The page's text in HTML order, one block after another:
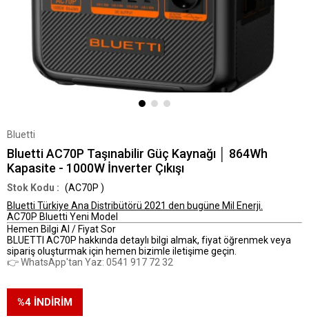
Bluetti
Bluetti AC70P Taşınabilir Güç Kaynağı │ 864Wh
Kapasite - 1000W İnverter Çıkışı
(AC70P )
Bluetti Türkiye Ana Distribütörü 2021 den bugüne Mil Enerji.
AC70P Bluetti Yeni Model
Hemen Bilgi Al / Fiyat Sor
BLUETTI AC70P hakkında detaylı bilgi almak, fiyat öğrenmek veya
sipariş oluşturmak için hemen bizimle iletişime geçin.
👉 WhatsApp'tan Yaz: 0541 917 72 32
%4 İNDIRIM